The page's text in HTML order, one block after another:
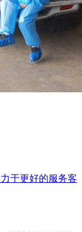
于更好的服务客